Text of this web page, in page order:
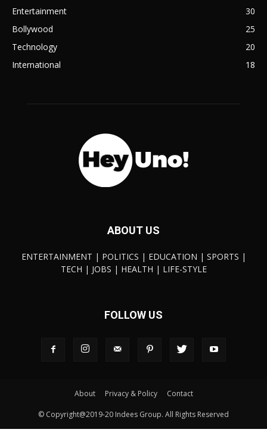
Entertainment
30
Bollywood
25
Technology
20
International
18
ABOUT US
ENTERTAINMENT | POLITICS | EDUCATION | SPORTS |
TECH | JOBS | HEALTH | LIFE-STYLE
FOLLOW US
About Privacy & Policy Contact
© Copyright@2019-20 Indees Group. All Rights Reserved